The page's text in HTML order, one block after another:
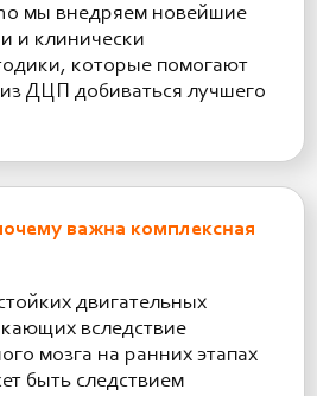
мы внедряем новейшие
и клинически
которые помогают
ДЦП добиваться лучшего
важна комплексная
двигательных
вследствие
мозга на ранних этапах
быть следствием